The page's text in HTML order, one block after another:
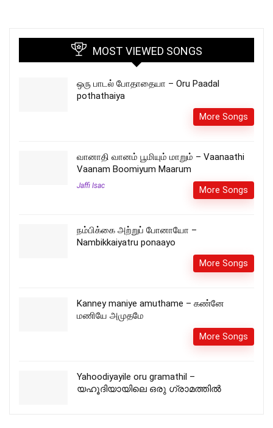
MOST VIEWED SONGS
ஒரு பாடல் போதாதையா – Oru Paadal
pothathaiya
More Songs
வானாதி வானம் பூமியும் மாறும் – Vaanaathi
Vaanam Boomiyum Maarum
Jaffi Isac More Songs
நம்பிக்கை அற்றுப் போனாயோ –
Nambikkaiyatru ponaayo
More Songs
Kanney maniye amuthame – கண்னே
மணியே அமுதமே
More Songs
Yahoodiyayile oru gramathil –
യഹൂദിയായിലെ ഒരു ഗ്രാമത്തില്‍